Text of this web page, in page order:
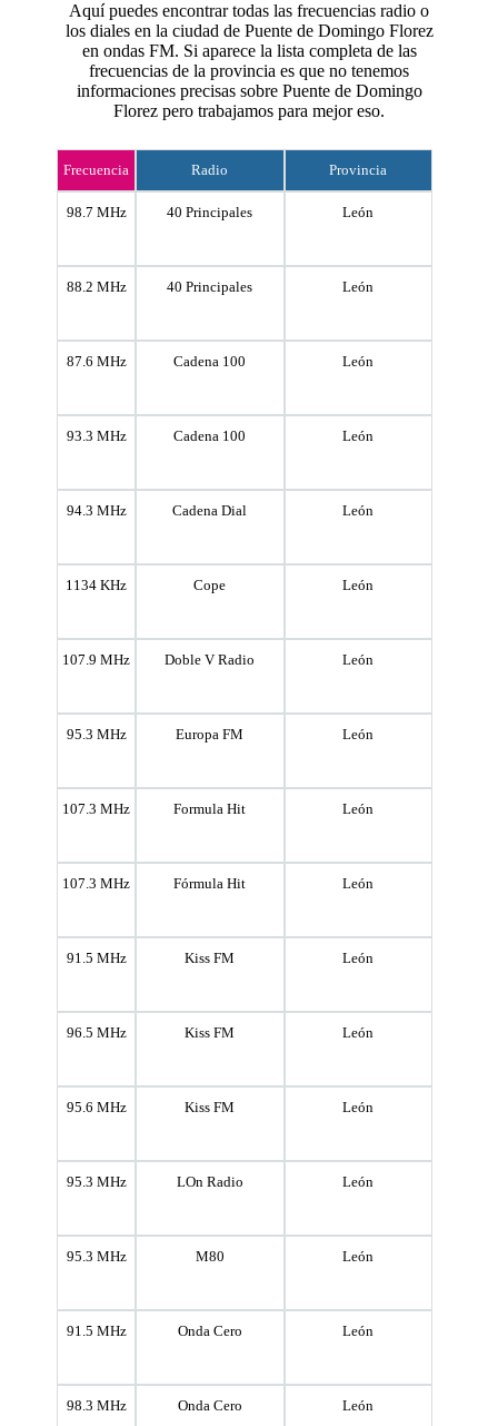
Aquí puedes encontrar todas las frecuencias radio o
los diales en la ciudad de Puente de Domingo Florez
en ondas FM. Si aparece la lista completa de las
frecuencias de la provincia es que no tenemos
informaciones precisas sobre Puente de Domingo
Florez pero trabajamos para mejor eso.
Frecuencia Radio Provincia
98.7 MHz 40 Principales León
88.2 MHz 40 Principales León
87.6 MHz Cadena 100 León
93.3 MHz Cadena 100 León
94.3 MHz Cadena Dial León
1134 KHz Cope León
107.9 MHz Doble V Radio León
95.3 MHz Europa FM León
107.3 MHz Formula Hit León
107.3 MHz Fórmula Hit León
91.5 MHz Kiss FM León
96.5 MHz Kiss FM León
95.6 MHz Kiss FM León
95.3 MHz LOn Radio León
95.3 MHz M80 León
91.5 MHz Onda Cero León
98.3 MHz Onda Cero León